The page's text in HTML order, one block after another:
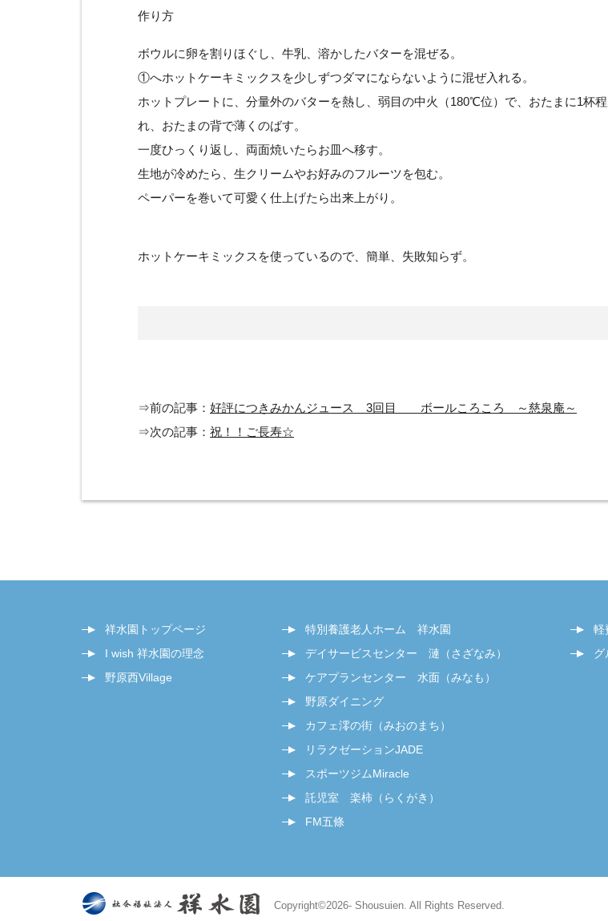
作り方
ボウルに卵を割りほぐし、牛乳、溶かしたバターを混ぜる。
①へホットケーキミックスを少しずつダマにならないように混ぜ入れる。
ホットプレートに、分量外のバターを熱し、弱目の中火（180℃位）で、おたまに1杯
れ、おたまの背で薄くのばす。
一度ひっくり返し、両面焼いたらお皿へ移す。
生地が冷めたら、生クリームやお好みのフルーツを包む。
ペーパーを巻いて可愛く仕上げたら出来上がり。
ホットケーキミックスを使っているので、簡単、失敗知らず。
⇒前の記事： 好評につきみかんジュース 3回目 ボールころころ ～慈泉庵～
⇒次の記事： 祝！！ご長寿☆
祥水園トップページ
I wish 祥水園の理念
野原西Village
特別養護老人ホーム 祥水園
デイサービスセンター 漣（さざなみ）
ケアプランセンター 水面（みなも）
野原ダイニング
カフェ澪の街（みおのまち）
リラクゼーションJADE
スポーツジムMiracle
託児室 楽柿（らくがき）
FM五條
軽
Copyright©2026- Shousuien. All Rights Reserved.